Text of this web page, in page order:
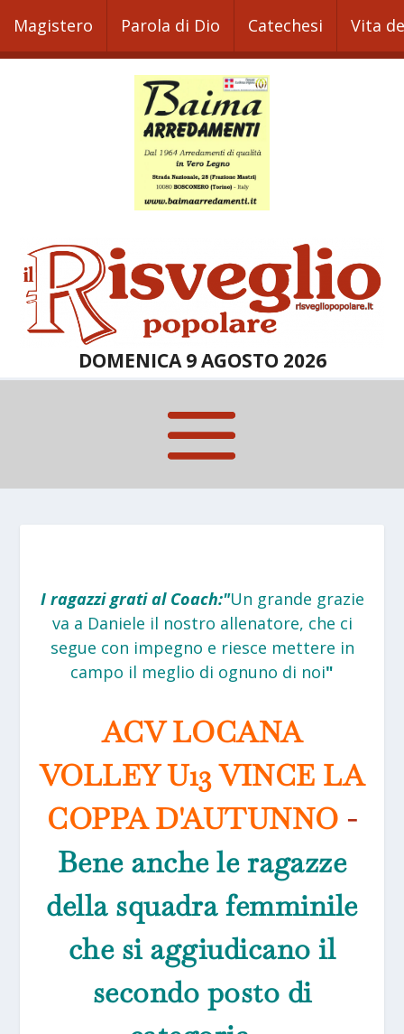
Magistero Parola di Dio Catechesi Vita
DOMENICA 9 AGOSTO 2026
I ragazzi grati al Coach:"Un grande grazie
va a Daniele il nostro allenatore, che ci
segue con impegno e riesce mettere in
campo il meglio di ognuno di noi"
ACV LOCANA
VOLLEY U13 VINCE LA
COPPA D'AUTUNNO -
Bene anche le ragazze
della squadra femminile
che si aggiudicano il
secondo posto di